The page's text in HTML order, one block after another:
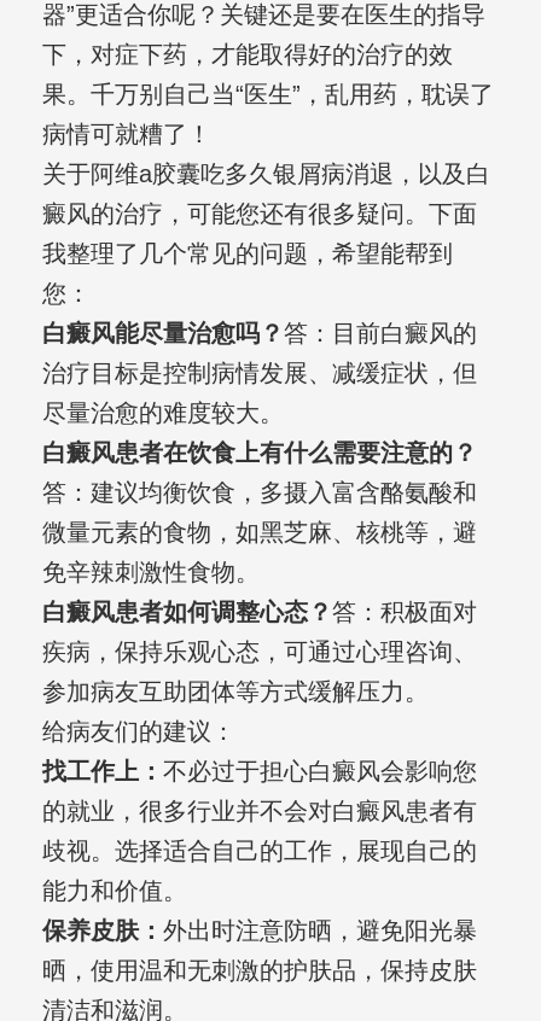
器”更适合你呢？关键还是要在医生的指导
下，对症下药，才能取得好的治疗的效
果。千万别自己当“医生”，乱用药，耽误了
病情可就糟了！
关于阿维a胶囊吃多久银屑病消退，以及白
癜风的治疗，可能您还有很多疑问。下面
我整理了几个常见的问题，希望能帮到
您：
白癜风能尽量治愈吗？答：目前白癜风的
治疗目标是控制病情发展、减缓症状，但
尽量治愈的难度较大。
白癜风患者在饮食上有什么需要注意的？
答：建议均衡饮食，多摄入富含酪氨酸和
微量元素的食物，如黑芝麻、核桃等，避
免辛辣刺激性食物。
白癜风患者如何调整心态？答：积极面对
疾病，保持乐观心态，可通过心理咨询、
参加病友互助团体等方式缓解压力。
给病友们的建议：
找工作上： 不必过于担心白癜风会影响您
的就业，很多行业并不会对白癜风患者有
歧视。选择适合自己的工作，展现自己的
能力和价值。
保养皮肤： 外出时注意防晒，避免阳光暴
晒，使用温和无刺激的护肤品，保持皮肤
清洁和滋润。